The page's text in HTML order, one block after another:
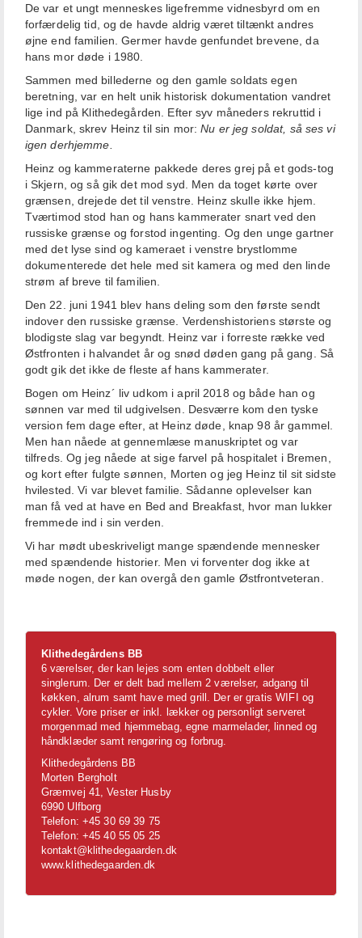
De var et ungt menneskes ligefremme vidnesbyrd om en
forfærdelig tid, og de havde aldrig været tiltænkt andres
øjne end familien. Germer havde genfundet brevene, da
hans mor døde i 1980.
Sammen med billederne og den gamle soldats egen
beretning, var en helt unik historisk dokumentation vandret
lige ind på Klithedegården. Efter syv måneders rekruttid i
Danmark, skrev Heinz til sin mor: Nu er jeg soldat, så ses vi
igen derhjemme.
Heinz og kammeraterne pakkede deres grej på et gods-tog
i Skjern, og så gik det mod syd. Men da toget kørte over
grænsen, drejede det til venstre. Heinz skulle ikke hjem.
Tværtimod stod han og hans kammerater snart ved den
russiske grænse og forstod ingenting. Og den unge gartner
med det lyse sind og kameraet i venstre brystlomme
dokumenterede det hele med sit kamera og med den linde
strøm af breve til familien.
Den 22. juni 1941 blev hans deling som den første sendt
indover den russiske grænse. Verdenshistoriens største og
blodigste slag var begyndt. Heinz var i forreste række ved
Østfronten i halvandet år og snød døden gang på gang. Så
godt gik det ikke de fleste af hans kammerater.
Bogen om Heinz´ liv udkom i april 2018 og både han og
sønnen var med til udgivelsen. Desværre kom den tyske
version fem dage efter, at Heinz døde, knap 98 år gammel.
Men han nåede at gennemlæse manuskriptet og var
tilfreds. Og jeg nåede at sige farvel på hospitalet i Bremen,
og kort efter fulgte sønnen, Morten og jeg Heinz til sit sidste
hvilested. Vi var blevet familie. Sådanne oplevelser kan
man få ved at have en Bed and Breakfast, hvor man lukker
fremmede ind i sin verden.
Vi har mødt ubeskriveligt mange spændende mennesker
med spændende historier. Men vi forventer dog ikke at
møde nogen, der kan overgå den gamle Østfrontveteran.
Klithedegårdens BB
6 værelser, der kan lejes som enten dobbelt eller
singlerum. Der er delt bad mellem 2 værelser, adgang til
køkken, alrum samt have med grill. Der er gratis WIFI og
cykler. Vore priser er inkl. lækker og personligt serveret
morgenmad med hjemmebag, egne marmelader, linned og
håndklæder samt rengøring og forbrug.
Klithedegårdens BB
Morten Bergholt
Græmvej 41, Vester Husby
6990 Ulfborg
Telefon: +45 30 69 39 75
Telefon: +45 40 55 05 25
kontakt@klithedegaarden.dk
www.klithedegaarden.dk